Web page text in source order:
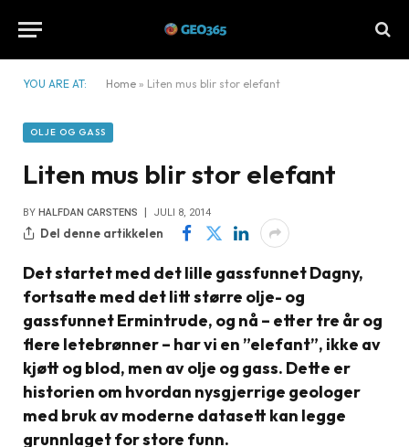
YOU ARE AT: Home » Liten mus blir stor elefant
OLJE OG GASS
Liten mus blir stor elefant
BY HALFDAN CARSTENS JULI 8, 2014
Del denne artikkelen
Det startet med det lille gassfunnet Dagny,
fortsatte med det litt større olje- og
gassfunnet Ermintrude, og nå – etter tre år og
flere letebrønner – har vi en ”elefant”, ikke av
kjøtt og blod, men av olje og gass. Dette er
historien om hvordan nysgjerrige geologer
med bruk av moderne datasett kan legge
grunnlaget for store funn.